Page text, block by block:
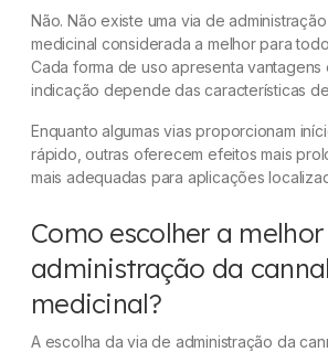
Não. Não existe uma via de
medicinal considerada a melhor para
Cada forma de uso apresenta vantagens
indicação depende das características
Enquanto algumas vias proporcionam
rápido, outras oferecem efeitos mais
mais adequadas para aplicações
Como escolher a
administração da
medicinal?
A escolha da via de administração da